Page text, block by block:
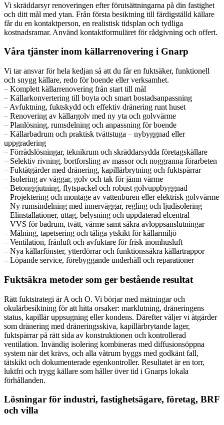
Vi skräddarsyr renoveringen efter förutsättningarna på din fastighet
och ditt mål med ytan. Från första besiktning till färdigställd källare
får du en kontaktperson, en realistisk tidsplan och tydliga
kostnadsramar. Använd kontaktformuläret för rådgivning och offert.
Våra tjänster inom källarrenovering i Gnarp
Vi tar ansvar för hela kedjan så att du får en fuktsäker, funktionell
och snygg källare, redo för boende eller verksamhet.
– Komplett källarrenovering från start till mål
– Källarkonvertering till boyta och smart bostadsanpassning
– Avfuktning, fuktskydd och effektiv dränering runt huset
– Renovering av källargolv med ny yta och golvvärme
– Planlösning, rumsdelning och anpassning för boende
– Källarbadrum och praktisk tvättstuga – nybyggnad eller
uppgradering
– Förrådslösningar, teknikrum och skräddarsydda företagskällare
– Selektiv rivning, bortforsling av massor och noggranna förarbeten
– Fuktåtgärder med dränering, kapillärbrytning och fuktspärrar
– Isolering av väggar, golv och tak för jämn värme
– Betonggjutning, flytspackel och robust golvuppbyggnad
– Projektering och montage av vattenburen eller elektrisk golvvärme
– Ny rumsindelning med innerväggar, regling och ljudisolering
– Elinstallationer, uttag, belysning och uppdaterad elcentral
– VVS för badrum, tvätt, värme samt säkra avloppsanslutningar
– Målning, tapetsering och tåliga ytskikt för källarmiljö
– Ventilation, frånluft och avfuktare för frisk inomhusluft
– Nya källarfönster, ytterdörrar och funktionssäkra källartrappor
– Löpande service, förebyggande underhåll och reparationer
Fuktsäkra metoder som ger bestående resultat
Rätt fuktstrategi är A och O. Vi börjar med mätningar och
okulärbesiktning för att hitta orsaker: marklutning, dräneringens
status, kapillär uppsugning eller kondens. Därefter väljer vi åtgärder
som dränering med dräneringsskiva, kapillärbrytande lager,
fuktspärrar på rätt sida av konstruktionen och kontrollerad
ventilation. Invändig isolering kombineras med diffusionsöppna
system när det krävs, och alla våtrum byggs med godkänt fall,
tätskikt och dokumenterade egenkontroller. Resultatet är en torr,
luktfri och trygg källare som håller över tid i Gnarps lokala
förhållanden.
Lösningar för industri, fastighetsägare, företag, BRF
och villa